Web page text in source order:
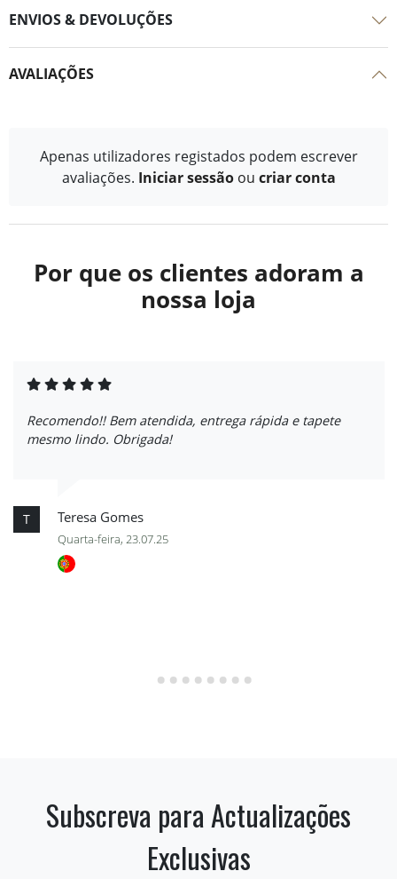
ENVIOS & DEVOLUÇÕES
AVALIAÇÕES
Apenas utilizadores registados podem escrever
avaliações. Iniciar sessão ou criar conta
Por que os clientes adoram a
nossa loja
Recomendo!! Bem atendida, entrega rápida e tapete
mesmo lindo. Obrigada!
T Teresa Gomes
Quarta-feira, 23.07.25
Subscreva para Actualizações
Exclusivas